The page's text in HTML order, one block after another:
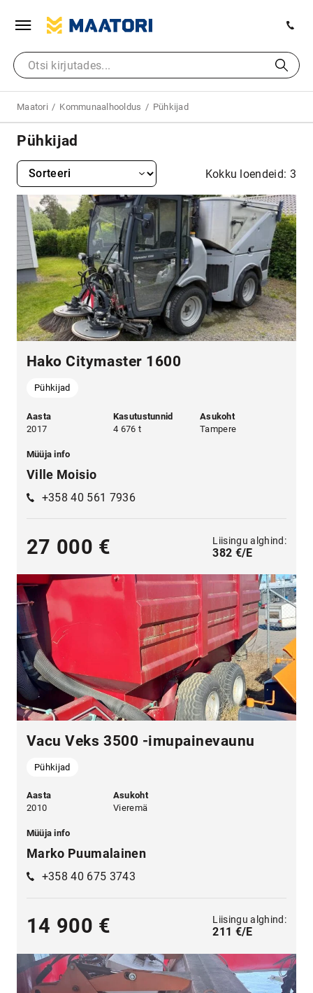
Maatori Kommunaalhooldus Pühkijad
Pühkijad
Kokku loendeid: 3
Hako Citymaster 1600
Pühkijad
Aasta
2017
Kasutustunnid
4 676 t
Asukoht
Tampere
Müüja info
Ville Moisio
+358 40 561 7936
27 000 € Liisingu alghind:
382 €/E
Vacu Veks 3500 -imupainevaunu
Pühkijad
Aasta
2010
Asukoht
Vieremä
Müüja info
Marko Puumalainen
+358 40 675 3743
14 900 € Liisingu alghind:
211 €/E